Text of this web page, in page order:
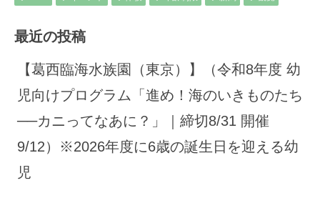
最近の投稿
【葛西臨海水族園（東京）】（令和8年度 幼
児向けプログラム「進め！海のいきものたち
──カニってなあに？」｜締切8/31 開催
9/12）※2026年度に6歳の誕生日を迎える幼
児